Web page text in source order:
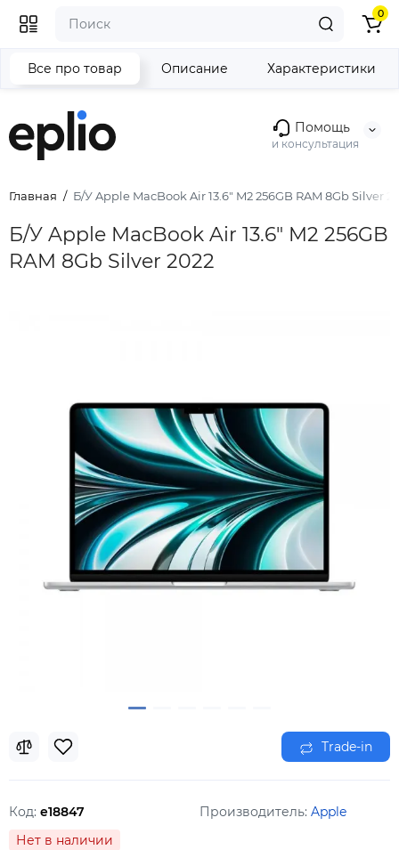
Помощь
и консультация
0
Главная Б/У Apple MacBook Air 13.6" M2 256GB RAM 8Gb Silver
Б/У Apple MacBook Air 13.6" M2 256GB
RAM 8Gb Silver 2022
Все про товар Описание Характеристики
Trade-in
Код: e18847 Производитель: Apple
Нет в наличии